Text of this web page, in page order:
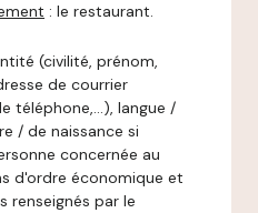
: le restaurant.
(civilité, prénom,
de courrier
téléphone,…), langue /
/ de naissance si
concernée au
d'ordre économique et
renseignés par le